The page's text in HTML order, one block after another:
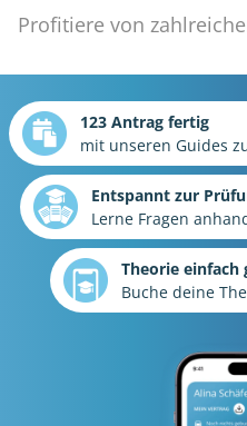
Profitiere von
123 Antrag fertig
mit unseren Guides
Entspannt zur
Lerne Fragen
Theorie einfach
Buche deine